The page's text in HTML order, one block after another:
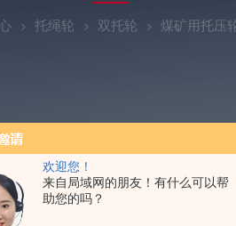
欢迎您！
来自局域网的朋友！有什么可以帮
助您的吗？
托绳轮 双托轮 煤矿用托压
配件橡胶轮衬 托压轮矿用斜井巷道用